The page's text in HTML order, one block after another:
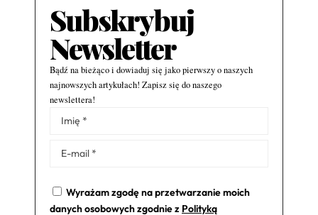
Subskrybuj
Newsletter
Bądź na bieżąco i dowiaduj się jako pierwszy o naszych
najnowszych artykułach! Zapisz się do naszego
newslettera!
Wyrażam zgodę na przetwarzanie moich
danych osobowych zgodnie z Polityką
Alternative: